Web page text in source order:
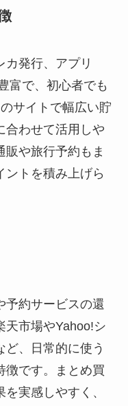
カ発行、アプリ
富で、初心者でも
サイトで幅広い貯
合わせて活用しや
や旅行予約もま
ントを積み上げら
予約サービスの還
天市場やYahoo!シ
ど、日常的に使う
徴です。まとめ買
実感しやすく、